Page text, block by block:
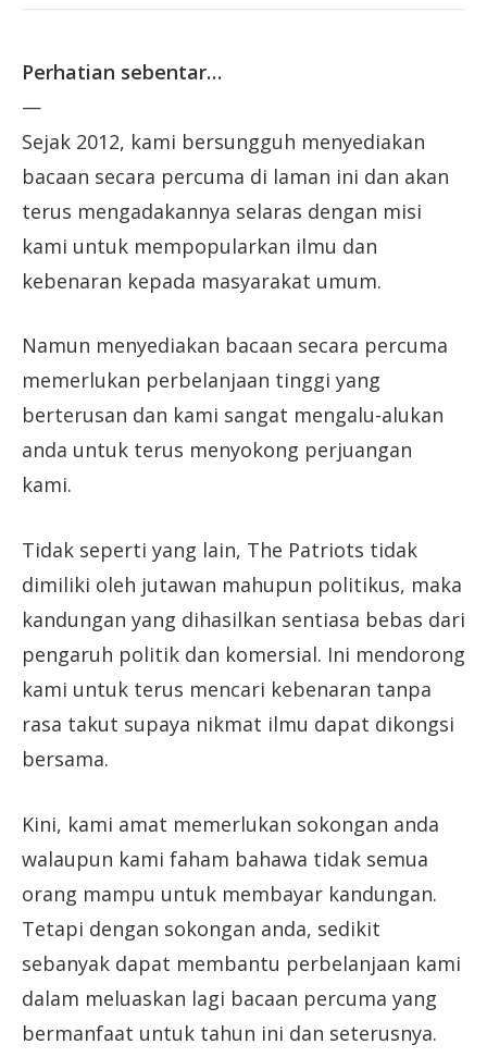
Perhatian sebentar…
—
Sejak 2012, kami bersungguh menyediakan
bacaan secara percuma di laman ini dan akan
terus mengadakannya selaras dengan misi
kami untuk mempopularkan ilmu dan
kebenaran kepada masyarakat umum.
Namun menyediakan bacaan secara percuma
memerlukan perbelanjaan tinggi yang
berterusan dan kami sangat mengalu-alukan
anda untuk terus menyokong perjuangan
kami.
Tidak seperti yang lain, The Patriots tidak
dimiliki oleh jutawan mahupun politikus, maka
kandungan yang dihasilkan sentiasa bebas dari
pengaruh politik dan komersial. Ini mendorong
kami untuk terus mencari kebenaran tanpa
rasa takut supaya nikmat ilmu dapat dikongsi
bersama.
Kini, kami amat memerlukan sokongan anda
walaupun kami faham bahawa tidak semua
orang mampu untuk membayar kandungan.
Tetapi dengan sokongan anda, sedikit
sebanyak dapat membantu perbelanjaan kami
dalam meluaskan lagi bacaan percuma yang
bermanfaat untuk tahun ini dan seterusnya.